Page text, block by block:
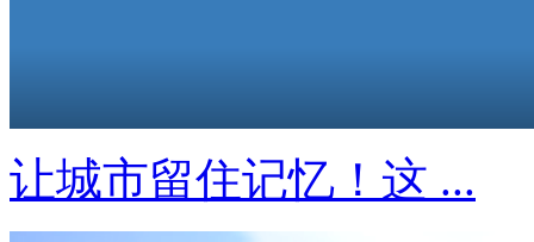
让城市留住记忆！这 ...